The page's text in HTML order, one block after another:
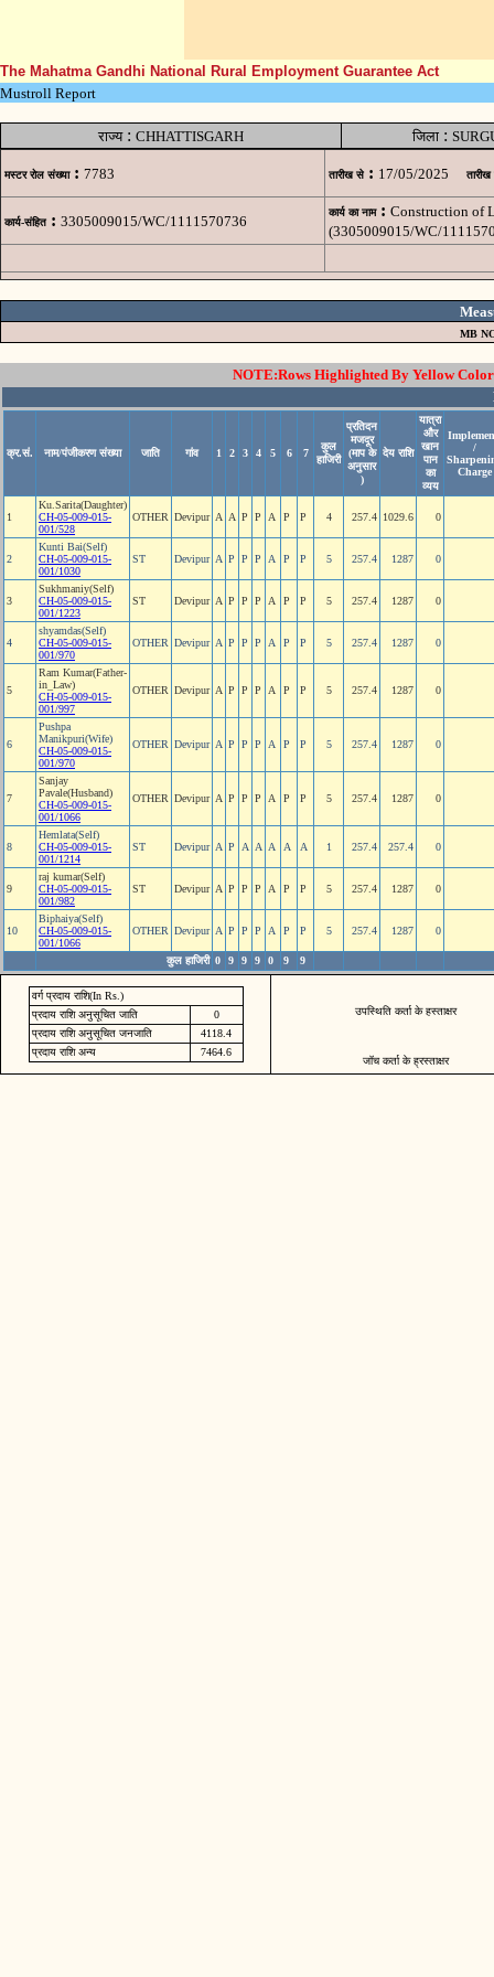
The Mahatma Gandhi National Rural Employment Guarantee Act
Mustroll Report
राज्य: CHHATTISGARH जिला:
मस्टर रोल संख्या : 7783 तारीख से : 17/05/2025 तारीख
कार्य-संहित : 3305009015/WC/1111570736
कार्य का नाम : Construction of
(3305009015/WC/
MB
NOTE:Rows Highlighted By Yellow
क्र.सं. नाम/पंजीकरण संख्या जाति गांव 1 2 3 4 5 6 7
कुल
हाजिरी
प्रतिदन
मजदूर
(माप के
अनुसार
)
देय राशि
यात्रा
और
खान
पान
का
व्यय
/
Charge
1
Ku.Sarita(Daughter)
CH-05-009-015-
001/528
OTHER Devipur A A P P A P P 4 257.4 1029.6 0
2
Kunti Bai(Self)
CH-05-009-015-
001/1030
ST Devipur A P P P A P P 5 257.4 1287 0
3
Sukhmaniy(Self)
CH-05-009-015-
001/1223
ST Devipur A P P P A P P 5 257.4 1287 0
4
shyamdas(Self)
CH-05-009-015-
001/970
OTHER Devipur A P P P A P P 5 257.4 1287 0
5
Ram Kumar(Father-
in_Law)
CH-05-009-015-
001/997
OTHER Devipur A P P P A P P 5 257.4 1287 0
6
Pushpa
Manikpuri(Wife)
CH-05-009-015-
001/970
OTHER Devipur A P P P A P P 5 257.4 1287 0
7
Sanjay
Pavale(Husband)
CH-05-009-015-
001/1066
OTHER Devipur A P P P A P P 5 257.4 1287 0
8
Hemlata(Self)
CH-05-009-015-
001/1214
ST Devipur A P A A A A A 1 257.4 257.4 0
9
raj kumar(Self)
CH-05-009-015-
001/982
ST Devipur A P P P A P P 5 257.4 1287 0
10
Biphaiya(Self)
CH-05-009-015-
001/1066
OTHER Devipur A P P P A P P 5 257.4 1287 0
कुल हाजिरी 0 9 9 9 0 9 9
वर्ग प्रदाय राशि(In Rs.)
प्रदाय राशि अनुसूचित जाति
0
प्रदाय राशि अनुसूचित जनजाति
4118.4
प्रदाय राशि अन्य
7464.6
उपस्थिति कर्ता के हस्ताक्षर
जॉच कर्ता के ह्रस्ताक्षर